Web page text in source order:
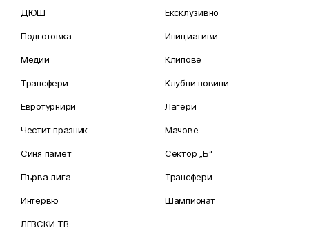
ДЮШ
Подготовка
Медии
Трансфери
Евротурнири
Честит празник
Синя памет
Първа лига
Интервю
ЛЕВСКИ ТВ
Ексклузивно
Инициативи
Клипове
Клубни новини
Лагери
Мачове
Сектор „Б“
Трансфери
Шампионат